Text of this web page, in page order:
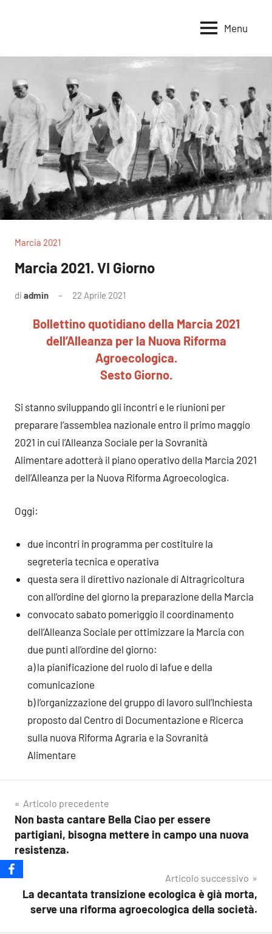
per
la
Terra
la
Sovranità
Alimentare
Menu
Marcia 2021
Marcia 2021. VI Giorno
di admin 22 Aprile 2021
Bollettino quotidiano della Marcia 2021
dell’Alleanza per la Nuova Riforma
Agroecologica.
Sesto Giorno.
Si stanno sviluppando gli incontri e le riunioni per
preparare l’assemblea nazionale entro il primo maggio
2021 in cui l’Alleanza Sociale per la Sovranità
Alimentare adotterà il piano operativo della Marcia 2021
dell’Alleanza per la Nuova Riforma Agroecologica.
Oggi:
due incontri in programma per costituire la
segreteria tecnica e operativa
questa sera il direttivo nazionale di Altragricoltura
con all’ordine del giorno la preparazione della Marcia
convocato sabato pomeriggio il coordinamento
dell’Alleanza Sociale per ottimizzare la Marcia con
due punti all’ordine del giorno:
a) la pianificazione del ruolo di Iafue e della
comunicazione
b) l’organizzazione del gruppo di lavoro sull’Inchiesta
proposto dal Centro di Documentazione e Ricerca
sulla nuova Riforma Agraria e la Sovranità
Alimentare
Navigazione
articoli
Articolo precedente
Non basta cantare Bella Ciao per essere
partigiani, bisogna mettere in campo una nuova
resistenza.
Articolo successivo
La decantata transizione ecologica è già morta,
serve una riforma agroecologica della società.